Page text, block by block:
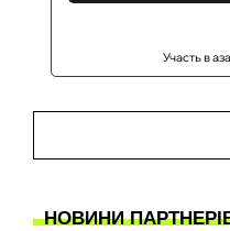
Участь в